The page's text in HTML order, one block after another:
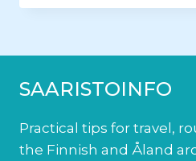
KÖKAR
MARINA
CAMPING
SAARISTOINFO
Practical tips for travel,
the Finnish and Åland